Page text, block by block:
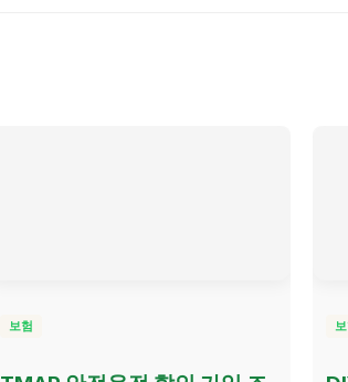
보험